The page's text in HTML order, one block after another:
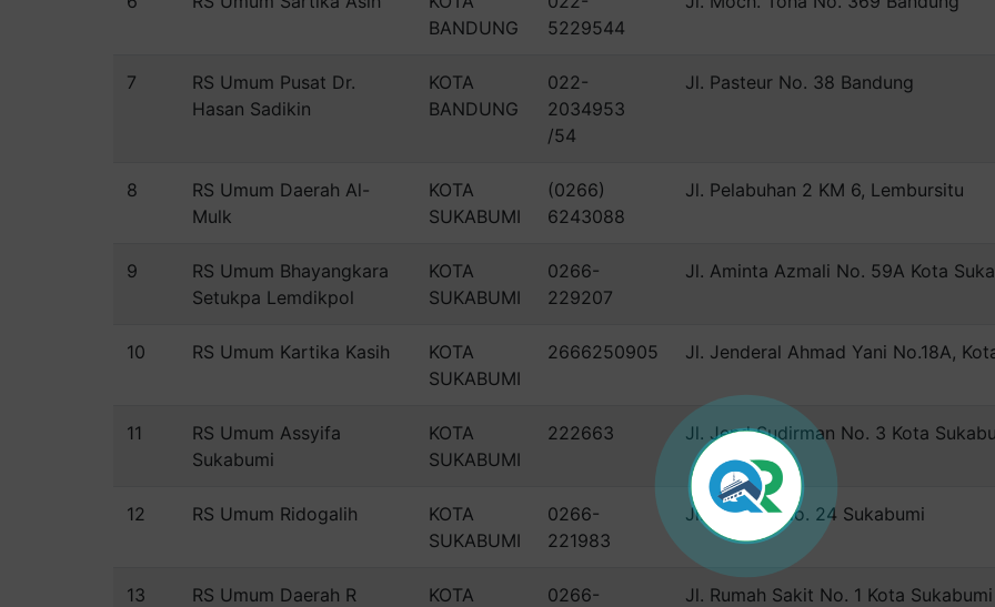
BANDUNG
5229544
7
RS Umum Pusat Dr.
Hasan Sadikin
KOTA
BANDUNG
022-
2034953
/54
Jl. Pasteur No. 38 Bandung
8
RS Umum Daerah Al-
Mulk
KOTA
SUKABUMI
(0266)
6243088
Jl. Pelabuhan 2 KM 6, Lembursitu
9
RS Umum Bhayangkara
Setukpa Lemdikpol
KOTA
SUKABUMI
0266-
229207
Jl. Aminta Azmali No. 59A Kota
10 RS Umum Kartika Kasih
KOTA
SUKABUMI
2666250905 Jl. Jenderal Ahmad Yani No.18A,
11
RS Umum Assyifa
Sukabumi
KOTA
SUKABUMI
222663 Jl. Jend Sudirman No. 3 Kota
12 RS Umum Ridogalih
KOTA
SUKABUMI
0266-
221983
Jl. Gudang No. 24 Sukabumi
13
RS Umum Daerah R
KOTA
0266-
Jl. Rumah Sakit No. 1 Kota Sukabumi